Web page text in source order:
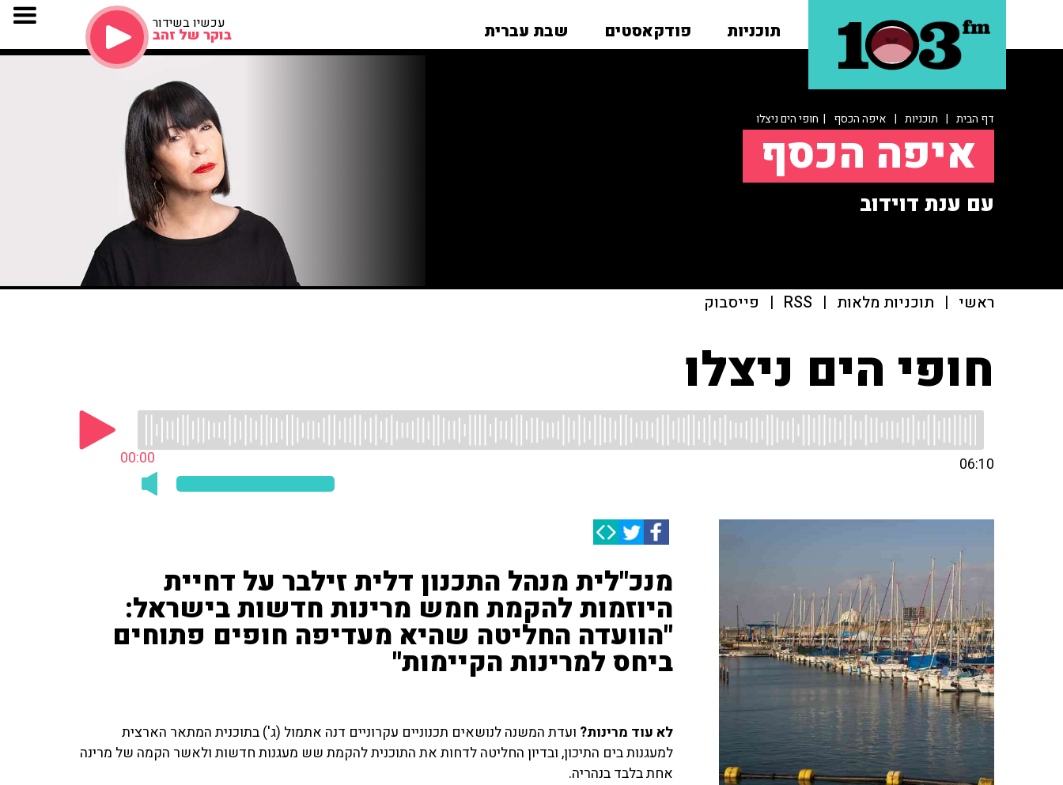
תוכניות פודקאסטים שבת עברית עכשיו בשידור
בוקר של זהב
דף הבית | תוכניות | איפה הכסף | חופי הים ניצלו
איפה הכסף
עם ענת דוידוב
ראשי | תוכניות מלאות |
RSS
| פייסבוק
חופי הים ניצלו
00:00 06:10
מנכ"לית מנהל התכנון דלית זילבר על דחיית
היוזמות להקמת חמש מרינות חדשות בישראל:
"הוועדה החליטה שהיא מעדיפה חופים פתוחים
ביחס למרינות הקיימות"
לא עוד מרינות? ועדת המשנה לנושאים תכנוניים עקרוניים דנה אתמול (ג') בתוכנית המתאר הארצית
למעגנות בים התיכון, ובדיון החליטה לדחות את התוכנית להקמת שש מעגנות חדשות ולאשר הקמה של מרינה
אחת בלבד בנהריה.